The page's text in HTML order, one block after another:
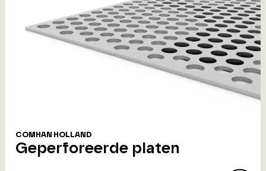
COMHAN HOLLAND
Geperforeerde platen